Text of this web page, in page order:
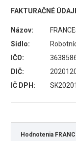
FAKTURAČNÉ
Názov:
Sídlo:
IČO:
DIČ:
IČ DPH:
Hodnotenia